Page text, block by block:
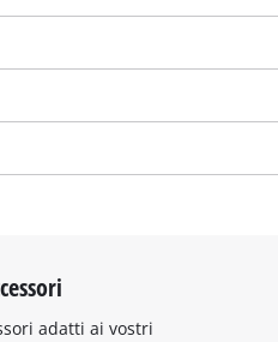
adatti ai vostri